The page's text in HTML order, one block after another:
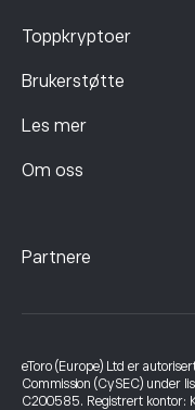
Toppkryptoer
Brukerstøtte
Les mer
Om oss
Partnere
eToro (Europe) Ltd er
Commission (CySEC) under
C200585. Registrert kontor: